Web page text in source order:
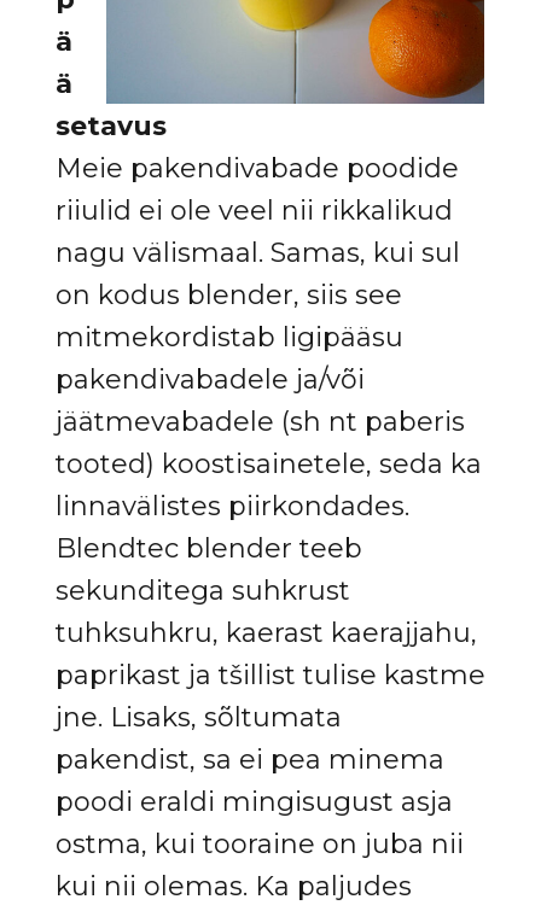
ä
ä
setavus
Meie pakendivabade poodide
riiulid ei ole veel nii rikkalikud
nagu välismaal. Samas, kui sul
on kodus blender, siis see
mitmekordistab ligipääsu
pakendivabadele ja/või
jäätmevabadele (sh nt paberis
tooted) koostisainetele, seda ka
linnavälistes piirkondades.
Blendtec blender teeb
sekunditega suhkrust
tuhksuhkru, kaerast kaerajjahu,
paprikast ja tšillist tulise kastme
jne. Lisaks, sõltumata
pakendist, sa ei pea minema
poodi eraldi mingisugust asja
ostma, kui tooraine on juba nii
kui nii olemas. Ka paljudes